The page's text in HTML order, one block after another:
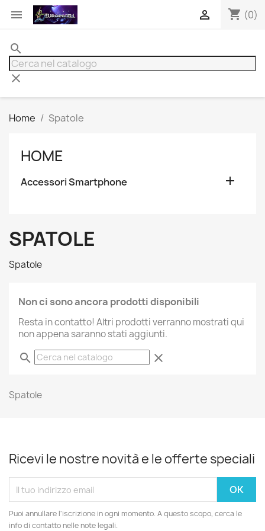
 shopping_cart (0)

search
clear
Home Spatole
HOME
Accessori Smartphone 
SPATOLE
Spatole
Non ci sono ancora prodotti disponibili
Resta in contatto! Altri prodotti verranno mostrati qui
non appena saranno stati aggiunti.
search clear
Spatole
Ricevi le nostre novità e le offerte speciali
Puoi annullare l'iscrizione in ogni momento. A questo scopo, cerca le
info di contatto nelle note legali.